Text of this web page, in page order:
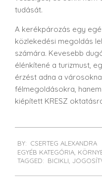
tudását.
A kerékpározás egy
közlekedési megoldás
számára. Kevesebb
élénkítené a turizmust,
érzést adna a
félmegoldásokra,
kiépített KRESZ
09-
26
BY: CSERTEG ALEXANDRA
EGYÉB KATEGÓRIA
TAGGED: BICIKLI